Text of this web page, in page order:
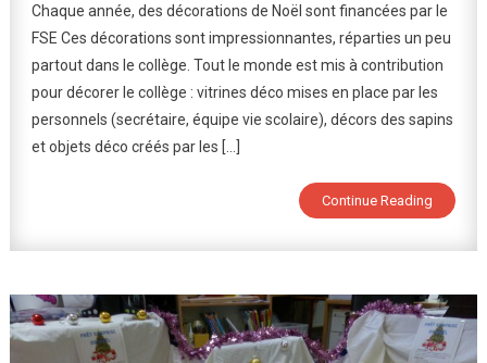
Noël,
On
Décore
Le
Collège
Chaque année, des décorations de Noël sont financées par le
FSE Ces décorations sont impressionnantes, réparties un peu
partout dans le collège. Tout le monde est mis à contribution
pour décorer le collège : vitrines déco mises en place par les
personnels (secrétaire, équipe vie scolaire), décors des sapins
et objets déco créés par les […]
Continue Reading